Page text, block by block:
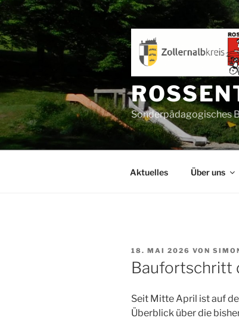
Zum
Inhalt
springen
Sonderpädagogisches
Aktuelles Über uns
VERÖFFENTLICHT
AM
18. MAI 2026 VON
Baufortschritt
Seit Mitte April ist auf
Überblick über die